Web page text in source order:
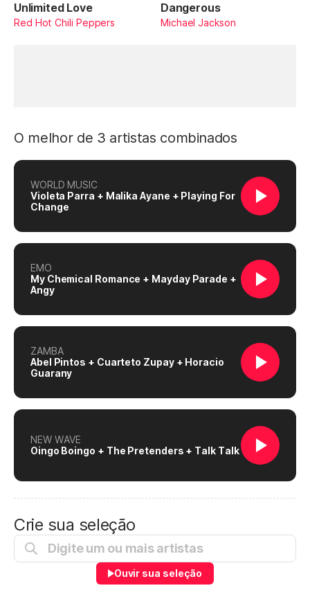
Unlimited Love
Red Hot Chili Peppers
Dangerous
Michael Jackson
O melhor de 3 artistas combinados
WORLD MUSIC
Violeta Parra + Malika Ayane + Playing For
Change
EMO
My Chemical Romance + Mayday Parade +
Angy
ZAMBA
Abel Pintos + Cuarteto Zupay + Horacio
Guarany
NEW WAVE
Oingo Boingo + The Pretenders + Talk Talk
Crie sua seleção
Ouvir sua seleção